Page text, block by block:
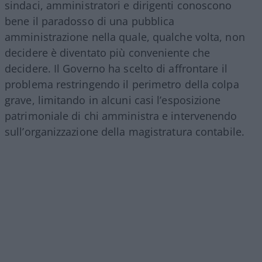
sindaci, amministratori e dirigenti conoscono
bene il paradosso di una pubblica
amministrazione nella quale, qualche volta, non
decidere è diventato più conveniente che
decidere. Il Governo ha scelto di affrontare il
problema restringendo il perimetro della colpa
grave, limitando in alcuni casi l’esposizione
patrimoniale di chi amministra e intervenendo
sull’organizzazione della magistratura contabile.